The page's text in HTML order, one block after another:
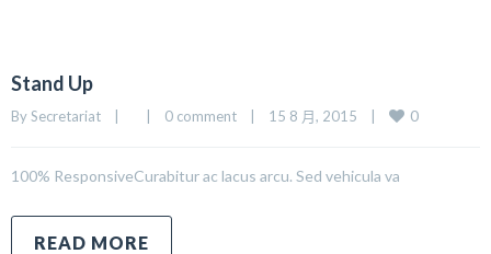
Stand Up
By Secretariat    |        | 0 comment
    |    15 8 月, 2015    |
0
100% ResponsiveCurabitur ac lacus arcu. Sed vehicula va
READ MORE